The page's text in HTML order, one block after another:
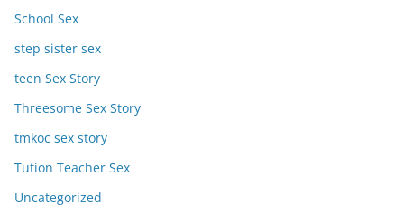
School Sex
step sister sex
teen Sex Story
Threesome Sex Story
tmkoc sex story
Tution Teacher Sex
Uncategorized